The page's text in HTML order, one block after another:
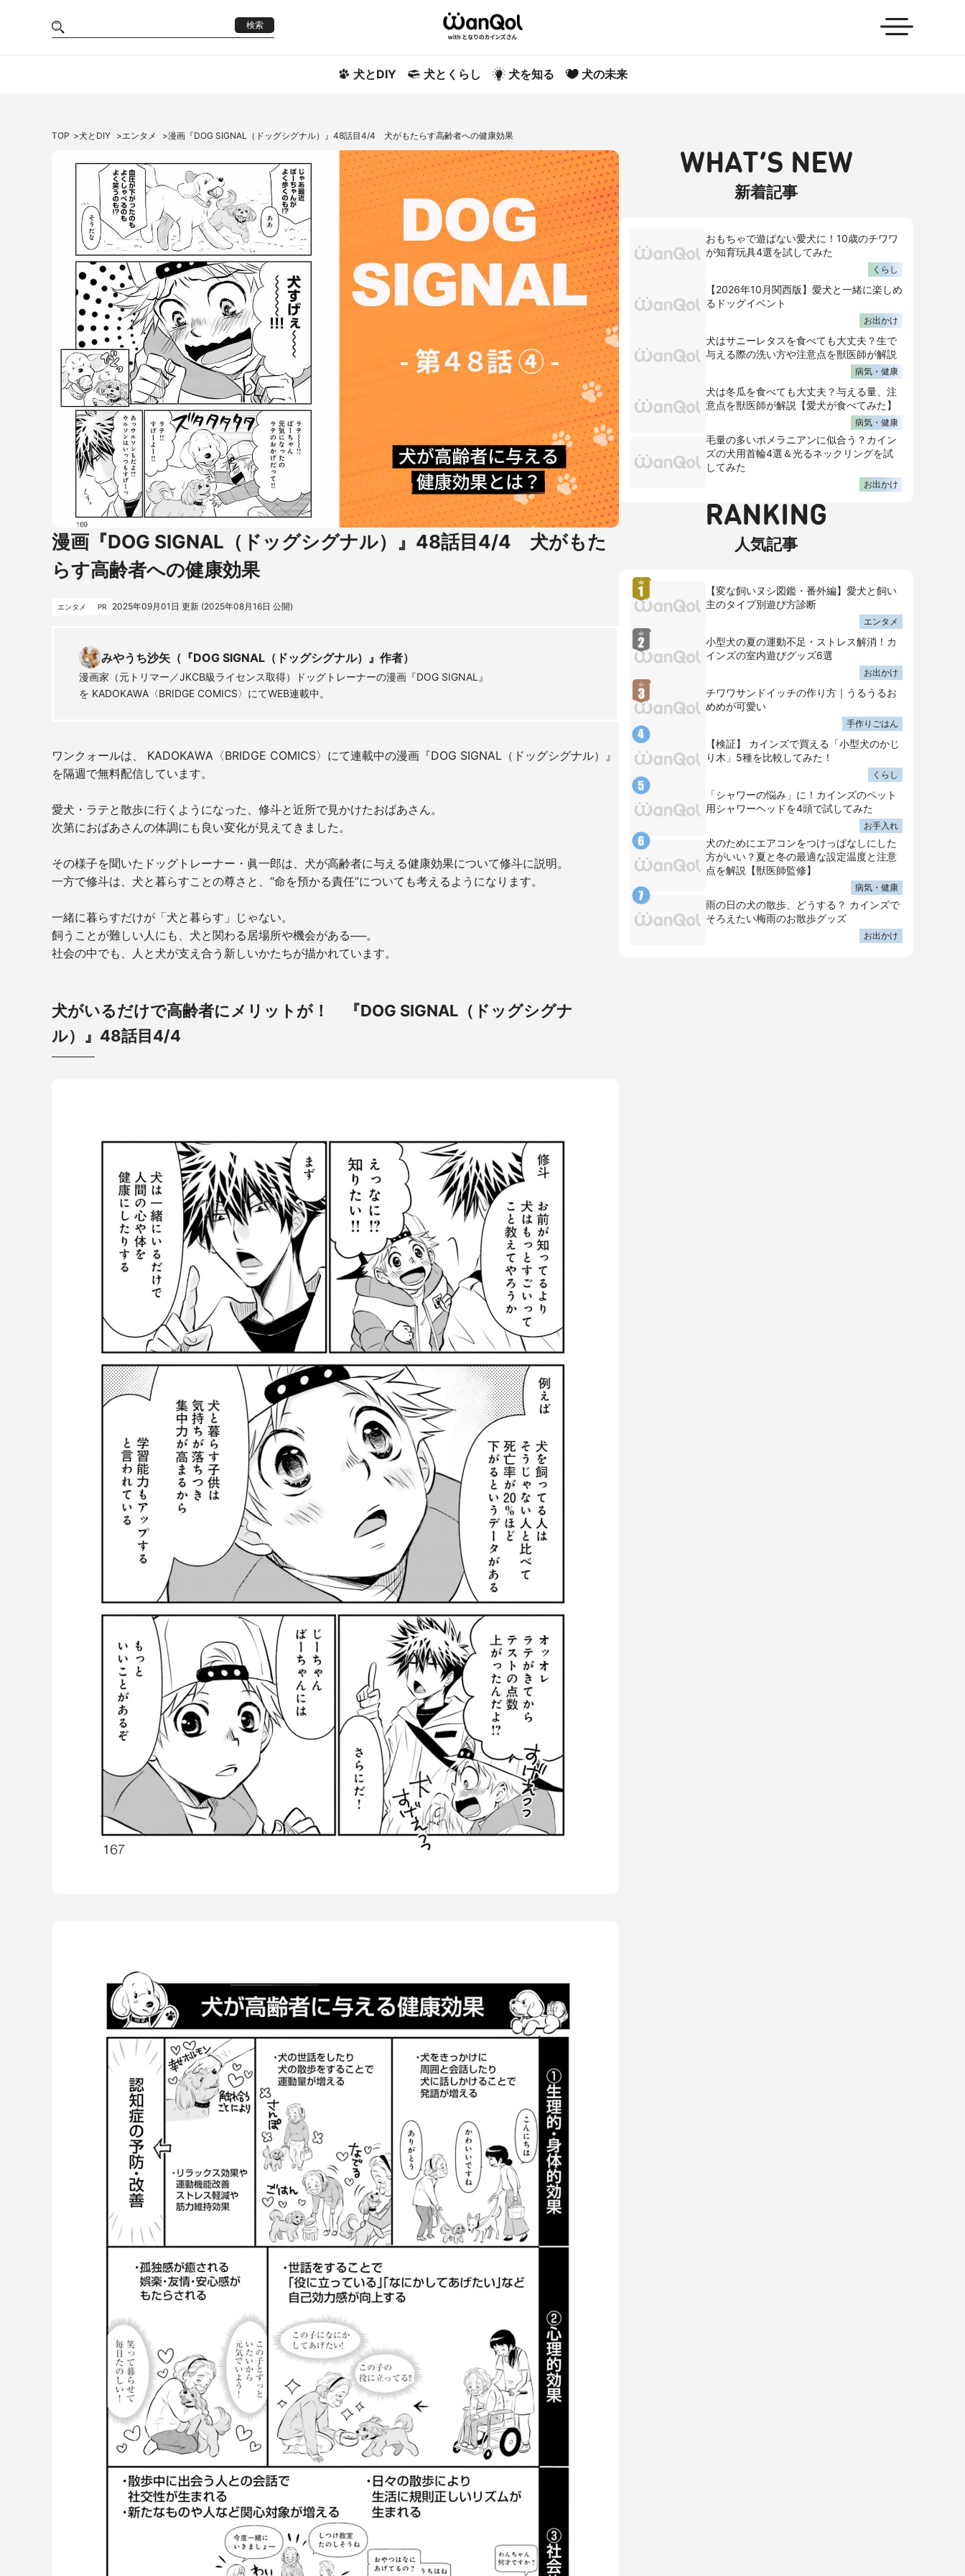
検索
犬とDIY 犬とくらし 犬を知る 犬の未来
TOP 犬とDIY エンタメ 漫画『DOG SIGNAL（ドッグシグナル）』48話目4/4 犬がもたらす高齢者への健康効果
漫画『DOG SIGNAL（ドッグシグナル）』48話目4/4 犬がもた
らす高齢者への健康効果
エンタメ PR 2025年09月01日 更新 (2025年08月16日 公開)
みやうち沙矢（『DOG SIGNAL（ドッグシグナル）』作者）
漫画家（元トリマー／JKCB級ライセンス取得）ドッグトレーナーの漫画『DOG SIGNAL』
を KADOKAWA〈BRIDGE COMICS〉にてWEB連載中。
ワンクォールは、 KADOKAWA〈BRIDGE COMICS〉にて連載中の漫画『DOG SIGNAL（ドッグシグナル）』
を隔週で無料配信しています。
愛犬・ラテと散歩に行くようになった、修斗と近所で見かけたおばあさん。
次第におばあさんの体調にも良い変化が見えてきました。
その様子を聞いたドッグトレーナー・眞一郎は、犬が高齢者に与える健康効果について修斗に説明。
一方で修斗は、犬と暮らすことの尊さと、“命を預かる責任”についても考えるようになります。
一緒に暮らすだけが「犬と暮らす」じゃない。
飼うことが難しい人にも、犬と関わる居場所や機会がある──。
社会の中でも、人と犬が支え合う新しいかたちが描かれています。
犬がいるだけで高齢者にメリットが！ 『DOG SIGNAL（ドッグシグナ
ル）』48話目4/4
WHAT’S NEW
新着記事
おもちゃで遊ばない愛犬に！10歳のチワワ
が知育玩具4選を試してみた
くらし
【2026年10月関西版】愛犬と一緒に楽しめ
るドッグイベント
お出かけ
犬はサニーレタスを食べても大丈夫？生で
与える際の洗い方や注意点を獣医師が解説
病気・健康
犬は冬瓜を食べても大丈夫？与える量、注
意点を獣医師が解説【愛犬が食べてみた】
病気・健康
毛量の多いポメラニアンに似合う？カイン
ズの犬用首輪4選＆光るネックリングを試
してみた
お出かけ
RANKING
人気記事
【変な飼いヌシ図鑑・番外編】愛犬と飼い
主のタイプ別遊び方診断
エンタメ
小型犬の夏の運動不足・ストレス解消！カ
インズの室内遊びグッズ6選
お出かけ
チワワサンドイッチの作り方｜うるうるお
めめが可愛い
手作りごはん
【検証】 カインズで買える「小型犬のかじ
り木」5種を比較してみた！
くらし
「シャワーの悩み」に！カインズのペット
用シャワーヘッドを4頭で試してみた
お手入れ
犬のためにエアコンをつけっぱなしにした
方がいい？夏と冬の最適な設定温度と注意
点を解説【獣医師監修】
病気・健康
雨の日の犬の散歩、どうする？ カインズで
そろえたい梅雨のお散歩グッズ
お出かけ